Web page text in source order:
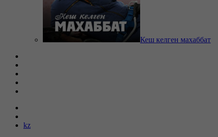
Кеш келген махаббат
kz